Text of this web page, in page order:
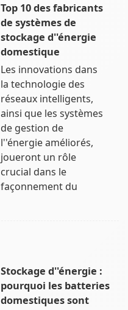
Top 10 des fabricants
de systèmes de
stockage d''énergie
domestique
Les innovations dans
la technologie des
réseaux intelligents,
ainsi que les systèmes
de gestion de
l''énergie améliorés,
joueront un rôle
crucial dans le
façonnement du
Stockage d''énergie :
pourquoi les batteries
domestiques sont